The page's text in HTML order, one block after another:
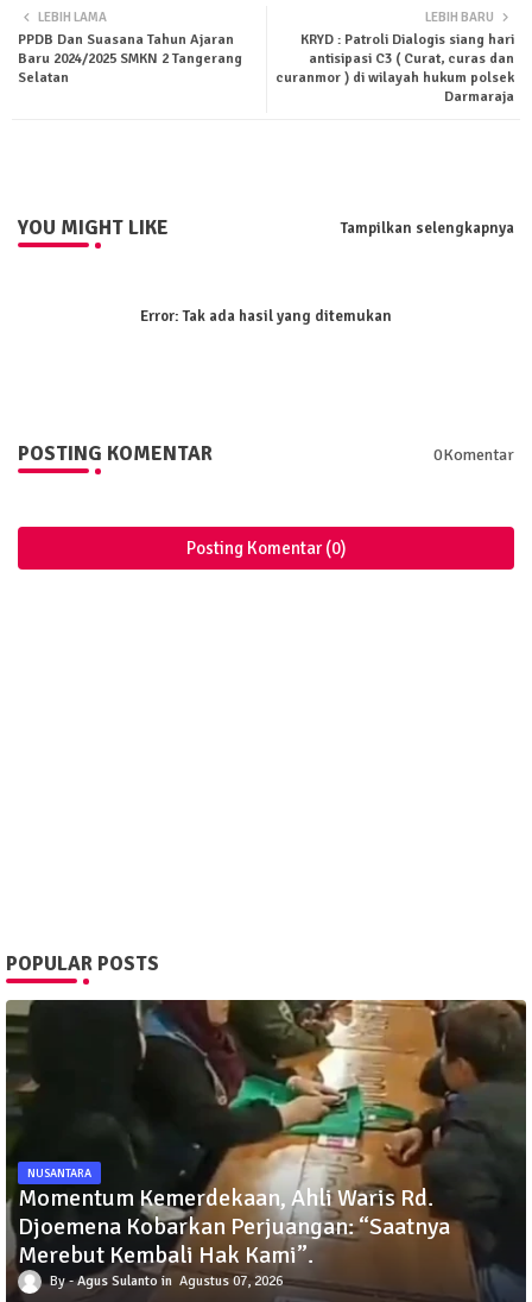
ter tsa
LEBIH BARU
KRYD : Patroli Dialogis siang hari
antisipasi C3 ( Curat, curas dan
curanmor ) di wilayah hukum polsek
Darmaraja
LEBIH LAMA
PPDB Dan Suasana Tahun Ajaran
Baru 2024/2025 SMKN 2 Tangerang
Selatan
YOU MIGHT LIKE Tampilkan selengkapnya
Error:Tak ada hasil yang ditemukan
POSTING KOMENTAR 0Komentar
Posting Komentar (0)
POPULAR POSTS
NUSANTARA
Momentum Kemerdekaan, Ahli Waris Rd.
Djoemena Kobarkan Perjuangan: “Saatnya
Merebut Kembali Hak Kami”.
Agus Sulanto Agustus 07, 2026